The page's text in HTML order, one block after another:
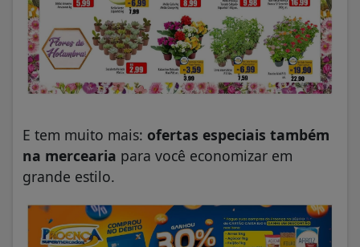
E tem muito mais: ofertas especiais também
na mercearia para você economizar em
grande estilo.